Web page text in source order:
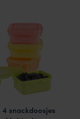
4 snackdoosjes